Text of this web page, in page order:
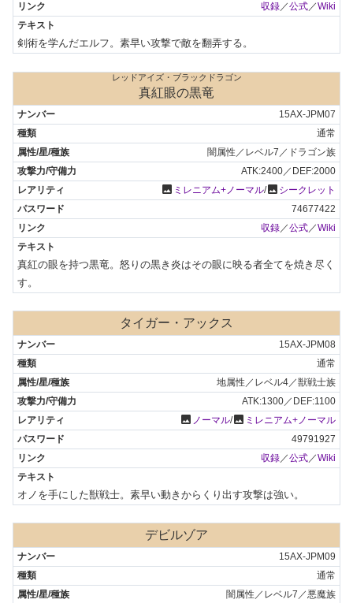
収録／公式／Wiki
剣術を学んだエルフ。素早い攻撃で敵を翻弄する。
レッドアイズ・ブラックドラゴン
真紅眼の黒竜
15AX-JPM07
通常
闇属性／レベル7／ドラゴン族
ATK:2400／DEF:2000
photo ミレニアム+ノーマル/photo シークレット
74677422
収録 ／公式 ／Wiki
真紅の眼を持つ黒竜。怒りの黒き炎はその眼に映る者全てを焼き尽く
す。
タイガー・アックス
15AX-JPM08
通常
地属性／レベル4／獣戦士族
ATK:1300／DEF:1100
photo ノーマル/photo ミレニアム+ノーマル
49791927
収録／公式／Wiki
オノを手にした獣戦士。素早い動きからくり出す攻撃は強い。
デビルゾア
15AX-JPM09
通常
闇属性／レベル7／悪魔族